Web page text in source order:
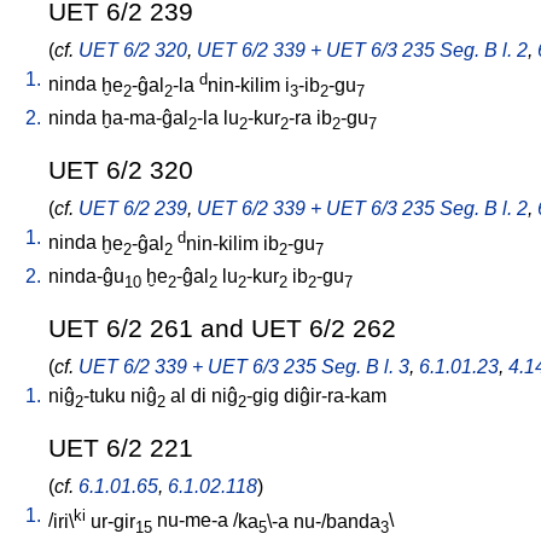
UET 6/2 239
(cf. UET 6/2 320, UET 6/2 339 + UET 6/3 235 Seg. B l. 2,
1. ninda ḫe2-ĝal 2-la dnin-kilim i3-ib2-gu7
2. ninda ḫa-ma-ĝal 2-la lu2-kur2-ra ib2-gu7
UET 6/2 320
(cf. UET 6/2 239, UET 6/2 339 + UET 6/3 235 Seg. B l. 2,
1. ninda ḫe2-ĝal 2
dnin-kilim ib2-gu7
2. ninda-ĝu10 ḫe2-ĝal 2 lu2-kur2 ib2-gu7
UET 6/2 261 and UET 6/2 262
(cf. UET 6/2 339 + UET 6/3 235 Seg. B l. 3, 6.1.01.23,
1. niĝ2-tuku niĝ2 al di niĝ2-gig diĝir-ra-kam
UET 6/2 221
(cf. 6.1.01.65, 6.1.02.118)
1. /iri\ki ur-gir15 nu-me-a /ka5\-a nu-/banda3\